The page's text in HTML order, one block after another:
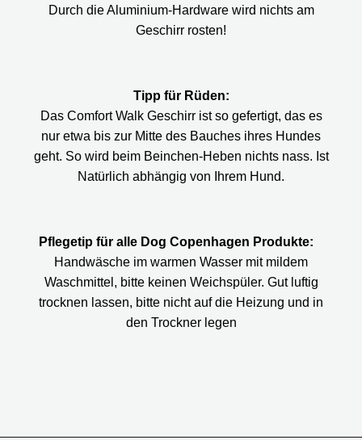
Durch die Aluminium-Hardware wird nichts am
Geschirr rosten!
Tipp für Rüden:
Das Comfort Walk Geschirr ist so gefertigt, das es
nur etwa bis zur Mitte des Bauches ihres Hundes
geht. So wird beim Beinchen-Heben nichts nass. Ist
Natürlich abhängig von Ihrem Hund.
Pflegetip für alle Dog Copenhagen Produkte:
Handwäsche im warmen Wasser mit mildem
Waschmittel, bitte keinen Weichspüler. Gut luftig
trocknen lassen, bitte nicht auf die Heizung und in
den Trockner legen